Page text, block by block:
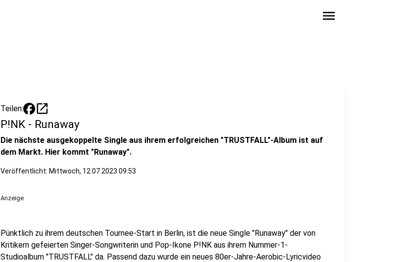
menu
Teilen: open_in_new
P!NK - Runaway
Die nächste ausgekoppelte Single aus ihrem erfolgreichen "TRUSTFALL"-Album ist auf
dem Markt. Hier kommt "Runaway".
Veröffentlicht: Mittwoch, 12.07.2023 09:53
Anzeige
Pünktlich zu ihrem deutschen Tournee-Start in Berlin, ist die neue Single "Runaway" der von
Kritikern gefeierten Singer-Songwriterin und Pop-Ikone P!NK aus ihrem Nummer-1-
Studioalbum "TRUSTFALL" da. Passend dazu wurde ein neues 80er-Jahre-Aerobic-Lyricvideo